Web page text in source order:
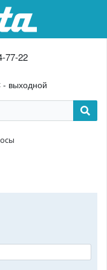
77-22
выходной